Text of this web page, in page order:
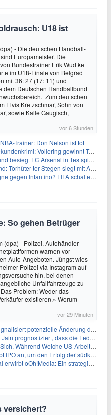
U18 ist
- Die deutschen Handball-
Europameister. Die
Bundestrainer Erik Wudtke
im U18-Finale von Belgrad
mit 36: 27 (17: 11) und
dem Deutschen Handballbund
Zum deutschen
Elvis Kretzschmar, Sohn von
sowie Kalle Gaugisch,
vor 6 Stunden
Trainer: Don Nelson ist tot
Vollering gewinnt Tour
FC Arsenal in Testspiel mit 3:2
Torhüter ter Stegen siegt mit Ajax
Infantino? FIFA schaltet auf Angriff
So gehen Betrüger
(dpa) - Polizei, Autohändler
warnen vor
Auto-Angeboten. Jüngst wies
Polizei via Instagram auf
hin, bei denen
Unfallfahrzeuge zu
Problem: Weder das
existieren.» Worum
vor 29 Minuten
Änderung der Zinspolitik angesichts von Inflationsbedenken
die Fed die Zinssätze nach dem Arbeitsmarktbericht stabil halten wird
Weiche US-Arbeitsmarktdaten Zinsängste Lindern
Erfolg der südkoreanischen Unterhaltungsindustrie nachzuahmen
Ein strategischer Schritt in der Außenwerbung
versichert?